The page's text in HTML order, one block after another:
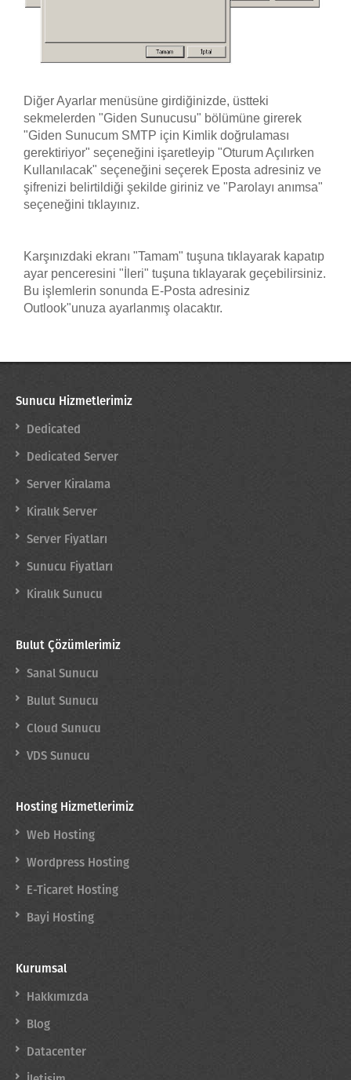
Diğer Ayarlar menüsüne girdiğinizde, üstteki
sekmelerden "Giden Sunucusu" bölümüne girerek
"Giden Sunucum SMTP için Kimlik doğrulaması
gerektiriyor" seçeneğini işaretleyip "Oturum Açılırken
Kullanılacak" seçeneğini seçerek Eposta adresiniz ve
şifrenizi belirtildiği şekilde giriniz ve "Parolayı anımsa"
seçeneğini tıklayınız.
Karşınızdaki ekranı "Tamam" tuşuna tıklayarak kapatıp
ayar penceresini "İleri" tuşuna tıklayarak geçebilirsiniz.
Bu işlemlerin sonunda E-Posta adresiniz
Outlook"unuza ayarlanmış olacaktır.
Sunucu Hizmetlerimiz
Dedicated
Dedicated Server
Server Kiralama
Kiralık Server
Server Fiyatları
Sunucu Fiyatları
Kiralık Sunucu
Bulut Çözümlerimiz
Sanal Sunucu
Bulut Sunucu
Cloud Sunucu
VDS Sunucu
Hosting Hizmetlerimiz
Web Hosting
Wordpress Hosting
E-Ticaret Hosting
Bayi Hosting
Kurumsal
Hakkımızda
Blog
Datacenter